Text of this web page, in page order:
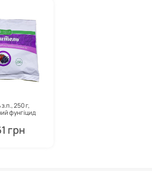
250 г,
фунгіцид
грн